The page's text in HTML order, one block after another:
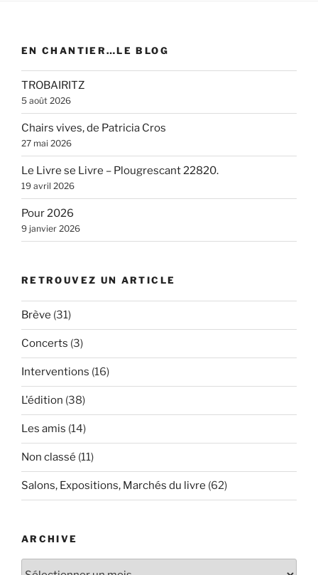
EN CHANTIER…LE BLOG
TROBAIRITZ
5 août 2026
Chairs vives, de Patricia Cros
27 mai 2026
Le Livre se Livre – Plougrescant 22820.
19 avril 2026
Pour 2026
9 janvier 2026
RETROUVEZ UN ARTICLE
Brève (31)
Concerts (3)
Interventions (16)
L'édition (38)
Les amis (14)
Non classé (11)
Salons, Expositions, Marchés du livre (62)
ARCHIVE